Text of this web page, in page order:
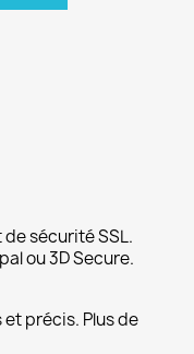
sécurité SSL.
ou 3D Secure.
précis. Plus de